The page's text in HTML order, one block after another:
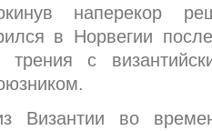
наперекор
в Норвегии
трения с
Византии во